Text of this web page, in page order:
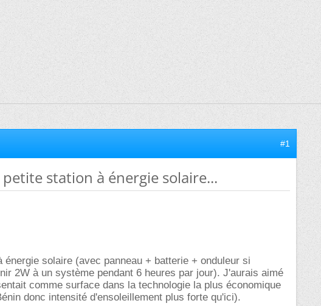
#1
station à énergie solaire...
énergie solaire (avec panneau + batterie + onduleur si
2W à un système pendant 6 heures par jour). J'aurais aimé
comme surface dans la technologie la plus économique
donc intensité d'ensoleillement plus forte qu'ici).